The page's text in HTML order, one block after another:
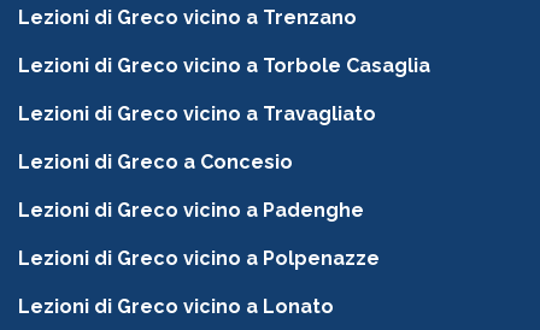
Lezioni di Greco vicino a Trenzano
Lezioni di Greco vicino a Torbole Casaglia
Lezioni di Greco vicino a Travagliato
Lezioni di Greco a Concesio
Lezioni di Greco vicino a Padenghe
Lezioni di Greco vicino a Polpenazze
Lezioni di Greco vicino a Lonato